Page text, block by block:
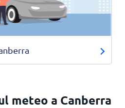
meteo a Canberra